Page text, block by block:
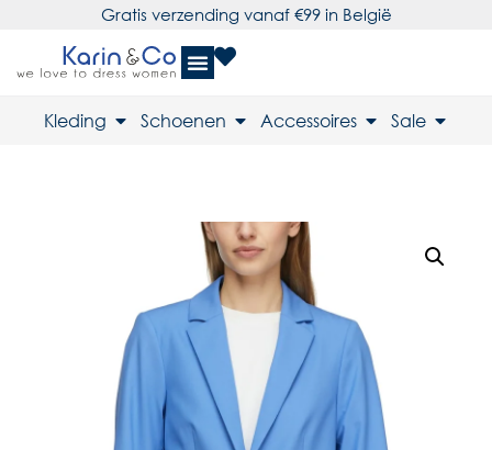
Gratis verzending vanaf €99 in België
Kleding Schoenen Accessoires Sale